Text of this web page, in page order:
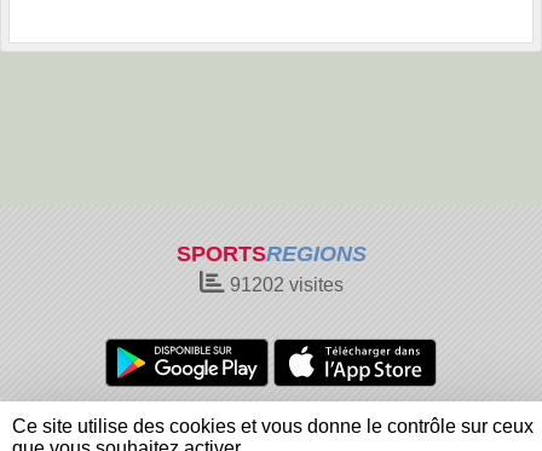
SPORTSREGIONS
91202 visites
Charte cookies
Gestion des cookies
Informations légales
Signaler un contenu inapproprié
Ce site utilise des cookies et vous donne le contrôle sur ceux